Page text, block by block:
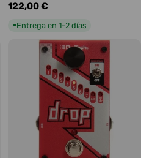
Precio
122,00 €
●Entrega en 1-2 días